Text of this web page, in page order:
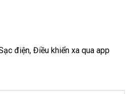
điệngần
, Điều khiển xa qua app